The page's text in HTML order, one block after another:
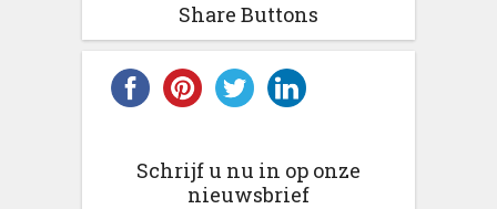
Share Buttons
Schrijf u nu in op onze
nieuwsbrief